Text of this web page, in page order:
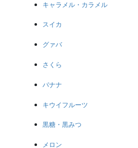
キャラメル・カラメル
スイカ
グァバ
さくら
バナナ
キウイフルーツ
黒糖・黒みつ
メロン